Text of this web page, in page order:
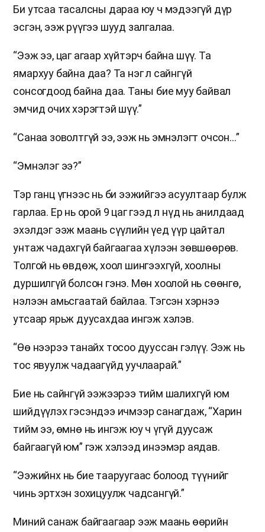
Би утсаа тасалсны дараа юу ч мэдээгүй дүр
эсгэн, ээж рүүгээ шууд залгалаа.
“Ээж ээ, цаг агаар хүйтэрч байна шүү. Та
ямархуу байна даа? Та нэг л сайнгүй
сонсогдоод байна даа. Таны бие муу байвал
эмчид очих хэрэгтэй шүү.”
“Санаа зоволтгүй ээ, ээж нь эмнэлэгт очсон…”
“Эмнэлэг ээ?”
Тэр ганц үгнээс нь би ээжийгээ асуултаар булж
гарлаа. Ер нь орой 9 цаг гээд л нүд нь анилдаад
эхэлдэг ээж маань сүүлийн үед үүр цайтал
унтаж чадахгүй байгаагаа хүлээн зөвшөөрөв.
Толгой нь өвдөж, хоол шингээхгүй, хоолны
дуршилгүй болсон гэнэ. Мөн хоолой нь сөөнгө,
нэлээн амьсгаатай байлаа. Тэгсэн хэрнээ
утсаар ярьж дуусахдаа ингэж хэлэв.
“Өө нээрээ танайх тосоо дууссан гэлүү. Ээж нь
тос явуулж чадаагүйд уучлаарай.”
Бие нь сайнгүй ээжээрээ тийм шалихгүй юм
шийдүүлэх гэсэндээ ичмээр санагдаж, “Харин
тийм ээ, өмнө нь ингэж юу ч үгүй дуусаж
байгаагүй юм” гэж хэлээд инээмэр аядав.
“Ээжийнх нь бие тааруугаас болоод түүнийг
чинь эртхэн зохицуулж чадсангүй.”
Миний санаж байгаагаар ээж маань өөрийн